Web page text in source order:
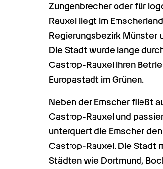
Zungenbrecher oder für
Rauxel liegt im
Regierungsbezirk Münster
Die Stadt wurde lange
Castrop-Rauxel ihren
Europastadt im Grünen.
Neben der Emscher fließt
Castrop-Rauxel und
unterquert die Emscher
Castrop-Rauxel. Die Stadt
Städten wie Dortmund,